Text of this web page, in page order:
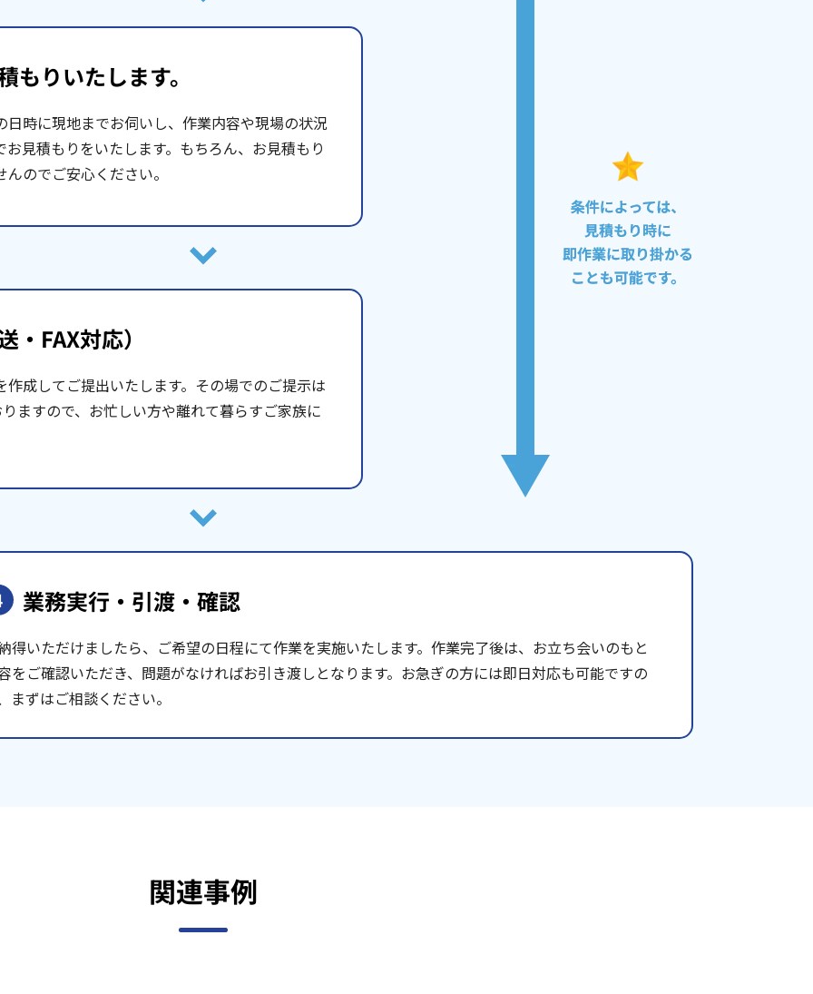
もりいたします。
時に現地までお伺いし、作業内容や現場の状況
見積もりをいたします。もちろん、お見積もり
のでご安心ください。
・FAX対応）
成してご提出いたします。その場でのご提示は
ますので、お忙しい方や離れて暮らすご家族に
業務実行・引渡・確認
得いただけましたら、ご希望の日程にて作業を実施いたします。作業完了後は、お立ち会いのもと
をご確認いただき、問題がなければお引き渡しとなります。お急ぎの方には即日対応も可能ですの
まずはご相談ください。
関連事例